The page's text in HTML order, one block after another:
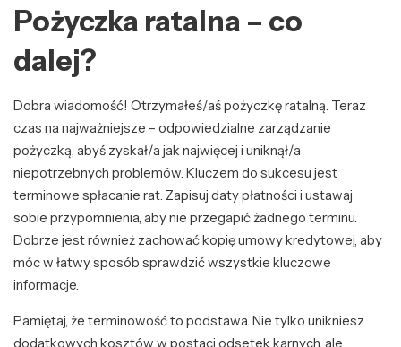
Pożyczka ratalna – co
dalej?
Dobra wiadomość! Otrzymałeś/aś pożyczkę ratalną. Teraz
czas na najważniejsze – odpowiedzialne zarządzanie
pożyczką, abyś zyskał/a jak najwięcej i uniknął/a
niepotrzebnych problemów. Kluczem do sukcesu jest
terminowe spłacanie rat. Zapisuj daty płatności i ustawaj
sobie przypomnienia, aby nie przegapić żadnego terminu.
Dobrze jest również zachować kopię umowy kredytowej, aby
móc w łatwy sposób sprawdzić wszystkie kluczowe
informacje.
Pamiętaj, że terminowość to podstawa. Nie tylko unikniesz
dodatkowych kosztów w postaci odsetek karnych, ale